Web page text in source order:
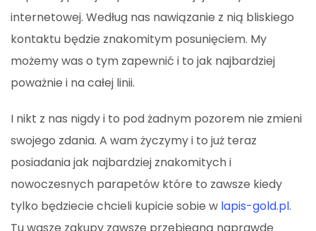
internetowej. Według nas nawiązanie z nią bliskiego
kontaktu będzie znakomitym posunięciem. My
możemy was o tym zapewnić i to jak najbardziej
poważnie i na całej linii.
I nikt z nas nigdy i to pod żadnym pozorem nie zmieni
swojego zdania. A wam życzymy i to już teraz
posiadania jak najbardziej znakomitych i
nowoczesnych parapetów które to zawsze kiedy
tylko będziecie chcieli kupicie sobie w lapis-gold.pl.